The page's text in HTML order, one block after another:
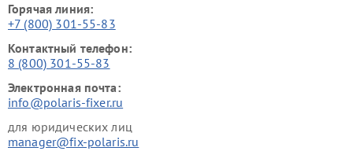
Горячая линия:
+7 (800) 301-55-83
Контактный телефон:
8 (800) 301-55-83
Электронная почта:
info@polaris-fixer.ru
для юридических лиц
manager@fix-polaris.ru